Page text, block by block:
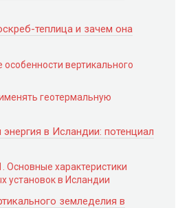
теплица и зачем она
вертикального
геотермальную
энергия в Исландии: потенциал
Основные характеристики
установок в Исландии
земледелия в